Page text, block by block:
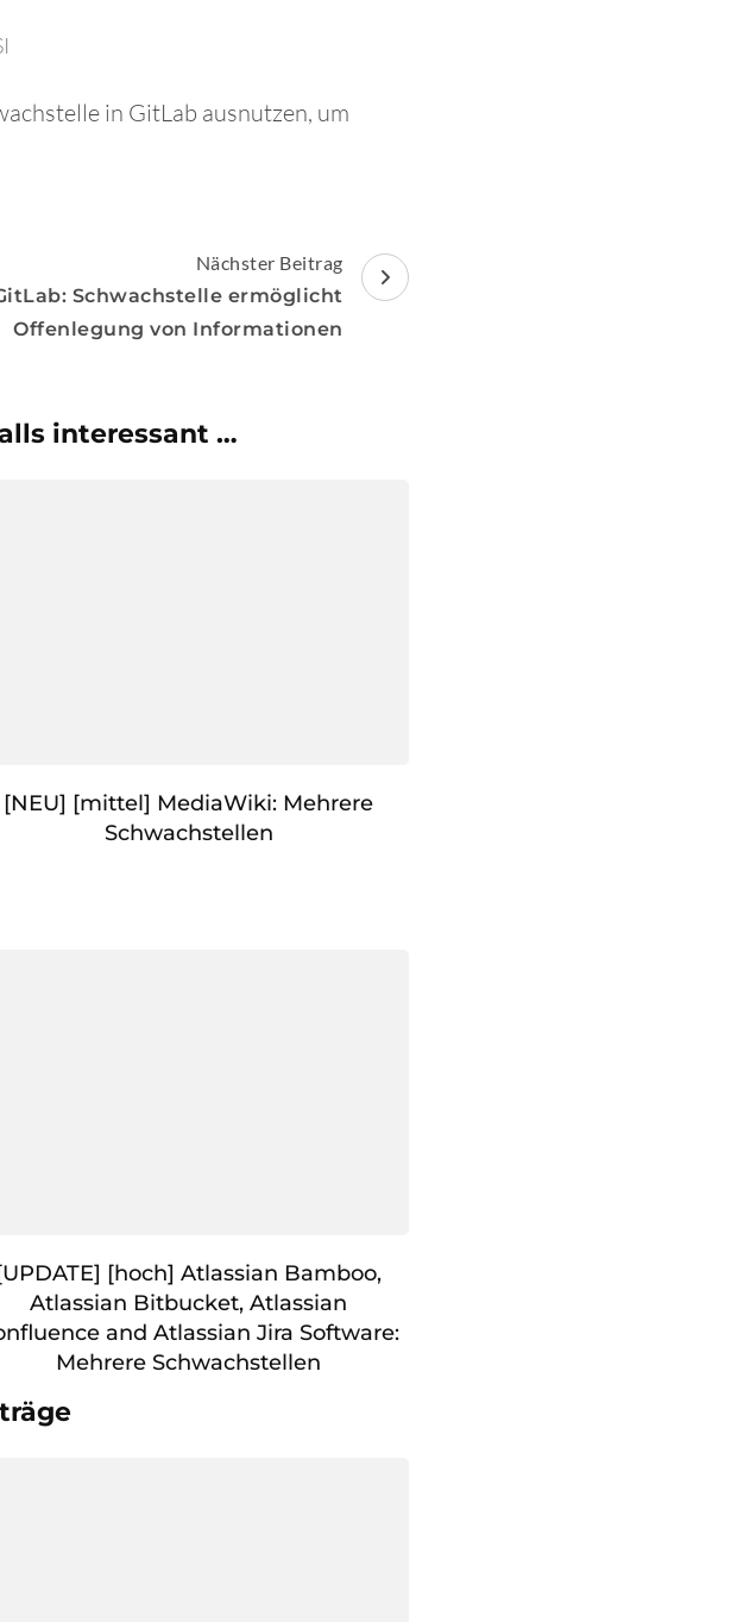
in GitLab ausnutzen, um
Nächster Beitrag
Schwachstelle ermöglicht
Offenlegung von Informationen
interessant …
[NEU] [mittel] MediaWiki: Mehrere
Schwachstellen
[hoch] Atlassian Bamboo,
Atlassian Bitbucket, Atlassian
and Atlassian Jira Software:
Mehrere Schwachstellen